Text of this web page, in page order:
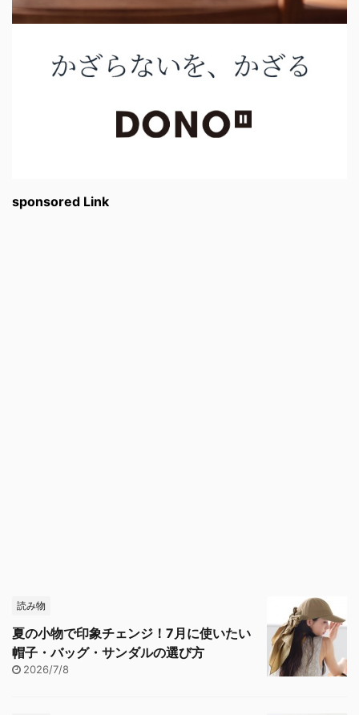
sponsored Link
読み物
夏の小物で印象チェンジ！7月に使いたい
帽子・バッグ・サンダルの選び方
2026/7/8